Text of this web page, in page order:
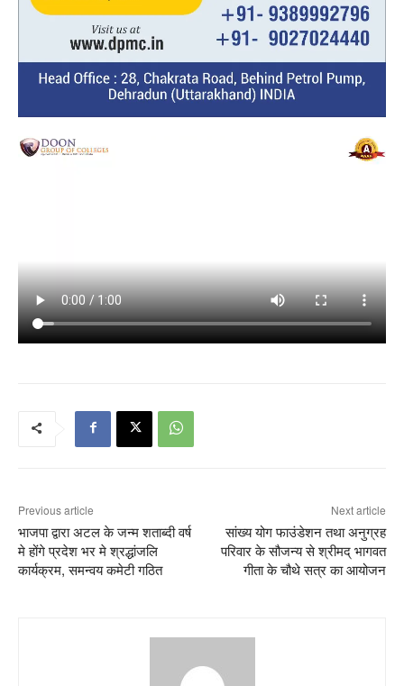
Previous article
भाजपा द्वारा अटल के जन्म शताब्दी वर्ष
मे होंगे प्रदेश भर मे श्रद्धांजलि
कार्यक्रम, समन्वय कमेटी गठित
Next article
सांख्य योग फाउंडेशन तथा अनुग्रह
परिवार के सौजन्य से श्रीमद् भागवत
गीता के चौथे सत्र का आयोजन